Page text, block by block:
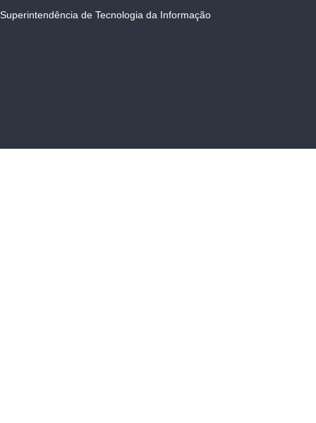
Superintendência de Tecnologia da Informação